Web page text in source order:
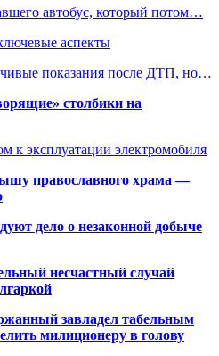
автобус, который потом…
аспекты
показания после ДТП, но…
столбики на
к эксплуатации электромобиля
православного храма —
дело о незаконной добыче
несчастный случай
завладел табельным
милиционеру в голову